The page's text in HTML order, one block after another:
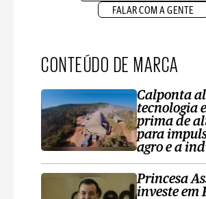
FALAR COM A GENTE
CONTEÚDO DE MARCA
Calponta
tecnologia
prima de
para
agro e a
Princesa
investe em